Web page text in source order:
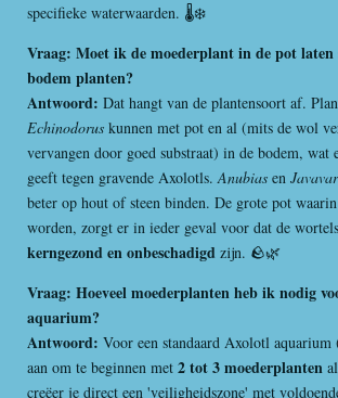
specifieke waterwaarden. 🌡️❄️
Vraag: Moet ik de moederplant in de pot laten
bodem planten?
Antwoord: Dat hangt van de plantensoort af.
Echinodorus kunnen met pot en al (mits de wol
vervangen door goed substraat) in de bodem, wat
geeft tegen gravende Axolotls.Anubias en
beter op hout of steen binden. De grote pot
worden, zorgt er in ieder geval voor dat de
kerngezond en onbeschadigd zijn. 🪨🌿
Vraag: Hoeveel moederplanten heb ik nodig
aquarium?
Antwoord: Voor een standaard Axolotl
aan om te beginnen met 2 tot 3 moederplanten
creëer je direct een 'veiligheidszone' met